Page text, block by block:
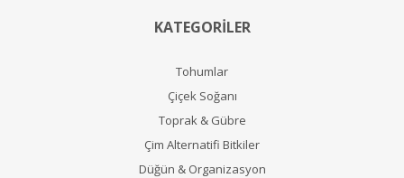
KATEGORİLER
Tohumlar
Çiçek Soğanı
Toprak & Gübre
Çim Alternatifi Bitkiler
Düğün & Organizasyon